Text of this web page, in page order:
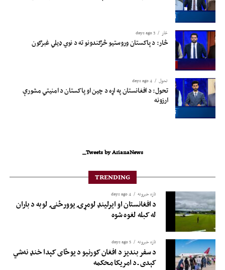
څار 3 days ago
څار: د پاکستان وروستیو څرګندونو ته د نوي ډیلي غبرګون
تحول 4 days ago
تحول: د افغانستان په اړه د چین او پاکستان د امنیتي مشورې
ارزونه
Tweets by ArianaNews_
TRENDING
تازه خبرونه 4 days ago
د افغانستان او ایرلینډ لومړۍ یوورځنۍ لوبه د باران
له کبله لغوه شوه
تازه خبرونه 5 days ago
د سفر بندیز د افغان کورنیو د یوځای کېدا خنډ نه‌شي
کېدی ـ د امریکا محکمه